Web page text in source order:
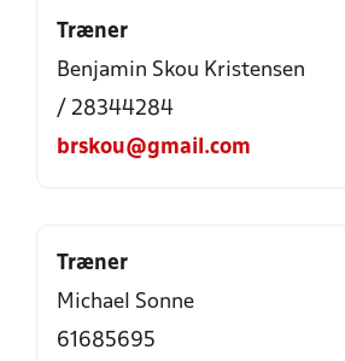
Træner
Benjamin Skou Kristensen
/ 28344284
brskou@gmail.com
Træner
Michael Sonne
61685695